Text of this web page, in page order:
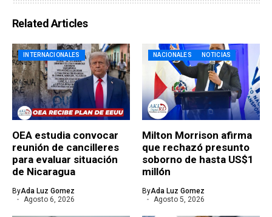
Related Articles
INTERNACIONALES
OEA estudia convocar
reunión de cancilleres
para evaluar situación
de Nicaragua
ByAda Luz Gomez
Agosto 6, 2026
NACIONALES NOTICIAS
Milton Morrison afirma
que rechazó presunto
soborno de hasta US$1
millón
ByAda Luz Gomez
Agosto 5, 2026